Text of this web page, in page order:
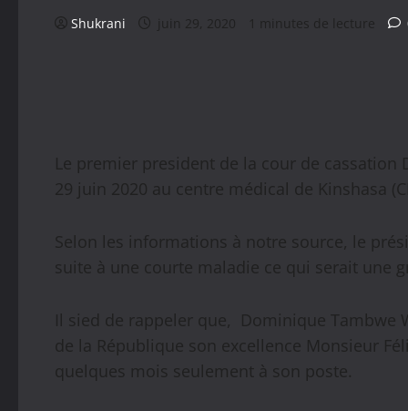
Shukrani juin 29, 2020 1 minutes de lecture
Le premier president de la cour de
29 juin 2020 au centre médical de Kinshasa
Selon les informations à notre source, le
suite à une courte maladie ce qui serait une
Il sied de rappeler que, Dominique Tambwe
de la République son excellence Monsieur
quelques mois seulement à son poste.